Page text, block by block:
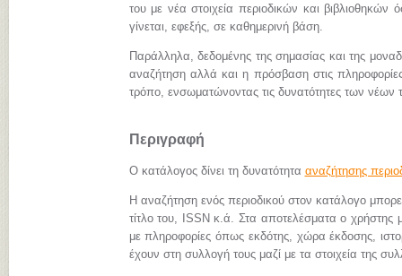
του με νέα στοιχεία περιοδικών και
γίνεται, εφεξής, σε καθημερινή βάση.
Παράλληλα, δεδομένης της σημασίας και της
αναζήτηση αλλά και η πρόσβαση στις
τρόπο, ενσωματώνοντας τις δυνατότητες των νέων
Περιγραφή
Ο κατάλογος δίνει τη δυνατότητα αναζήτησης
Η αναζήτηση ενός περιοδικού στον κατάλογο
τίτλο του, ISSN κ.ά. Στα αποτελέσματα ο χρήστης
με πληροφορίες όπως εκδότης, χώρα έκδοσης,
έχουν στη συλλογή τους μαζί με τα στοιχεία της